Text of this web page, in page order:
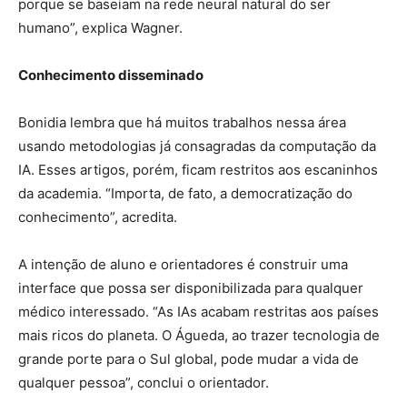
porque se baseiam na rede neural natural do ser
humano”, explica Wagner.
Conhecimento disseminado
Bonidia lembra que há muitos trabalhos nessa área
usando metodologias já consagradas da computação da
IA. Esses artigos, porém, ficam restritos aos escaninhos
da academia. “Importa, de fato, a democratização do
conhecimento”, acredita.
A intenção de aluno e orientadores é construir uma
interface que possa ser disponibilizada para qualquer
médico interessado. “As IAs acabam restritas aos países
mais ricos do planeta. O Águeda, ao trazer tecnologia de
grande porte para o Sul global, pode mudar a vida de
qualquer pessoa”, conclui o orientador.